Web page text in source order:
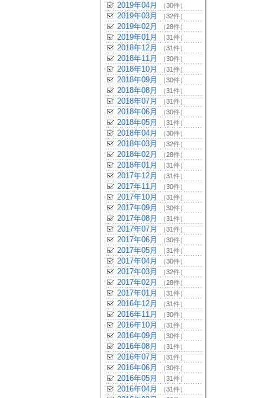
2019年04月 （30件）
2019年03月 （32件）
2019年02月 （28件）
2019年01月 （31件）
2018年12月 （31件）
2018年11月 （30件）
2018年10月 （31件）
2018年09月 （30件）
2018年08月 （31件）
2018年07月 （31件）
2018年06月 （30件）
2018年05月 （31件）
2018年04月 （30件）
2018年03月 （32件）
2018年02月 （28件）
2018年01月 （31件）
2017年12月 （31件）
2017年11月 （30件）
2017年10月 （31件）
2017年09月 （30件）
2017年08月 （31件）
2017年07月 （31件）
2017年06月 （30件）
2017年05月 （31件）
2017年04月 （30件）
2017年03月 （32件）
2017年02月 （28件）
2017年01月 （31件）
2016年12月 （31件）
2016年11月 （30件）
2016年10月 （31件）
2016年09月 （30件）
2016年08月 （31件）
2016年07月 （31件）
2016年06月 （30件）
2016年05月 （31件）
2016年04月 （31件）